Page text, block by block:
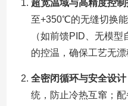
超宽温域与高精度控
至+350℃的无缝切换
（如前馈PID、无模
的控温，确保工艺无漂
全密闭循环与安全设计
统，防止冷热互窜；